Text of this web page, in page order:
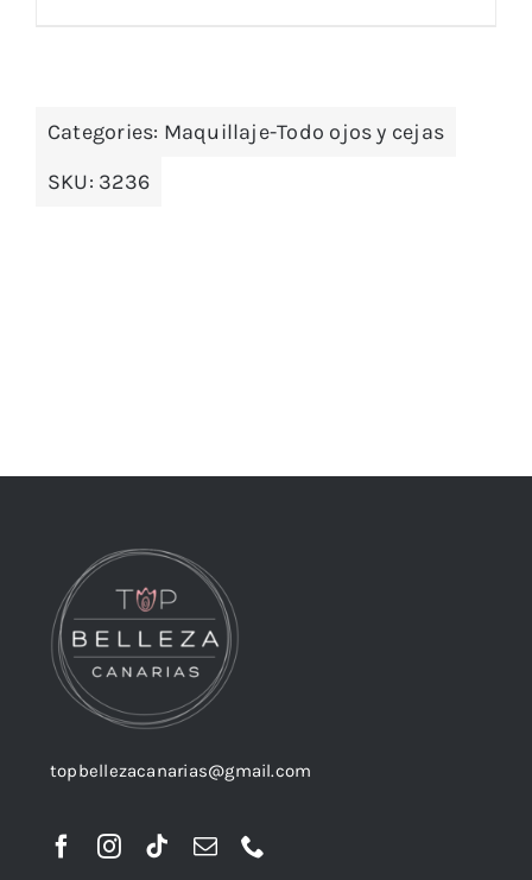
Categories: Maquillaje-Todo ojos y cejas
SKU: 3236
topbellezacanarias@gmail.com